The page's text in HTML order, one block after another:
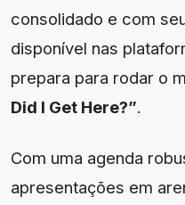
consolidado e com
disponível nas
prepara para rodar o
Did I Get Here?”.
Com uma agenda
apresentações em